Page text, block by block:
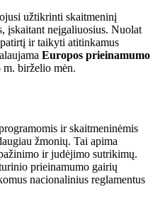
užtikrinti skaitmeninį
įskaitant neįgaliuosius. Nuolat
ir taikyti atitinkamus
Europos prieinamumo
birželio mėn.
ir skaitmeninėmis
žmonių. Tai apima
ir judėjimo sutrikimų.
prieinamumo gairių
nacionalinius reglamentus